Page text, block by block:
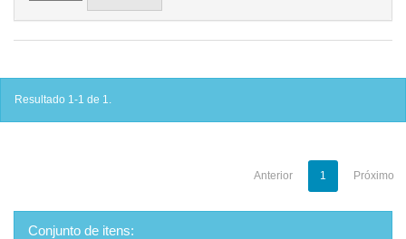
Resultado 1-1 de 1.
Anterior 1 Próximo
Conjunto de itens: